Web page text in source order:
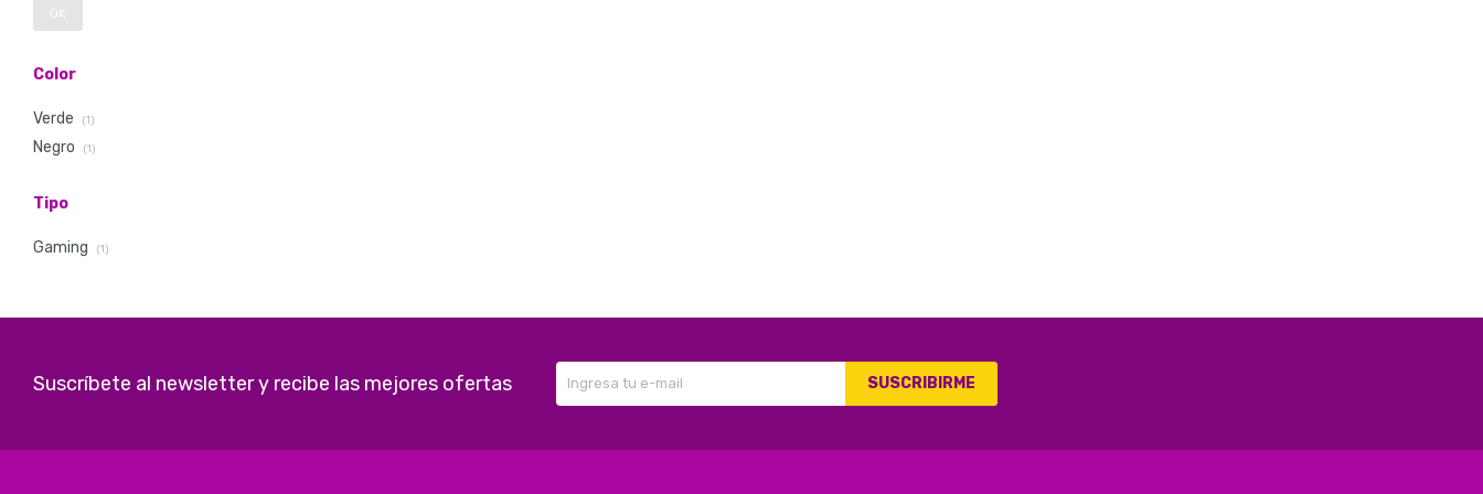
OK
Color
Verde (1)
Negro (1)
Tipo
Gaming (1)
Suscríbete al newsletter y recibe las mejores ofertas SUSCRIBIRME